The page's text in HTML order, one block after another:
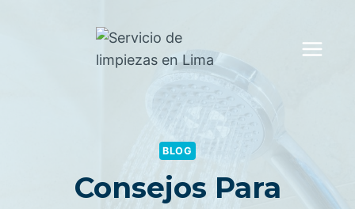
BLOG
Consejos Para